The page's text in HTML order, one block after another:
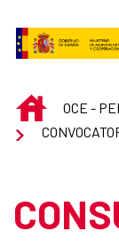
INICIO
OCE -